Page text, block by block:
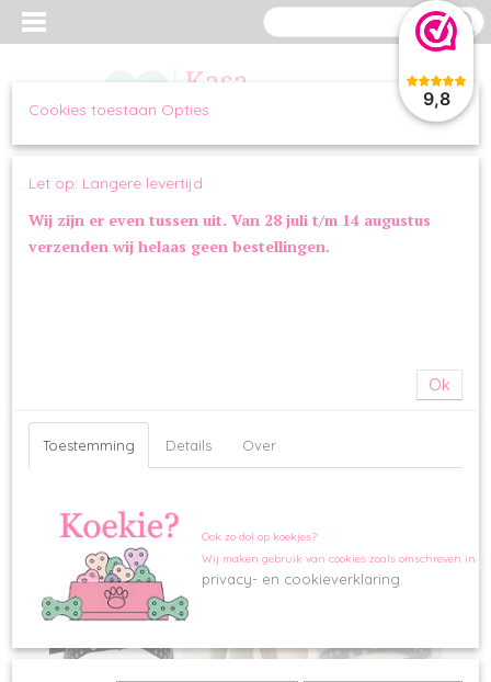
9,8
Inloggen
Home>WANDELEN>HALSBANDEN>Halsband Skip Black
Cookies toestaan Opties
Let op: Langere levertijd
Wij zijn er even tussen uit. Van 28 juli t/m 14 augustus
verzenden wij helaas geen bestellingen.
Ok
Toestemming Details Over
Ook zo dol op koekjes?
Wij maken gebruik van cookies zoals omschreven in
privacy- en cookieverklaring.